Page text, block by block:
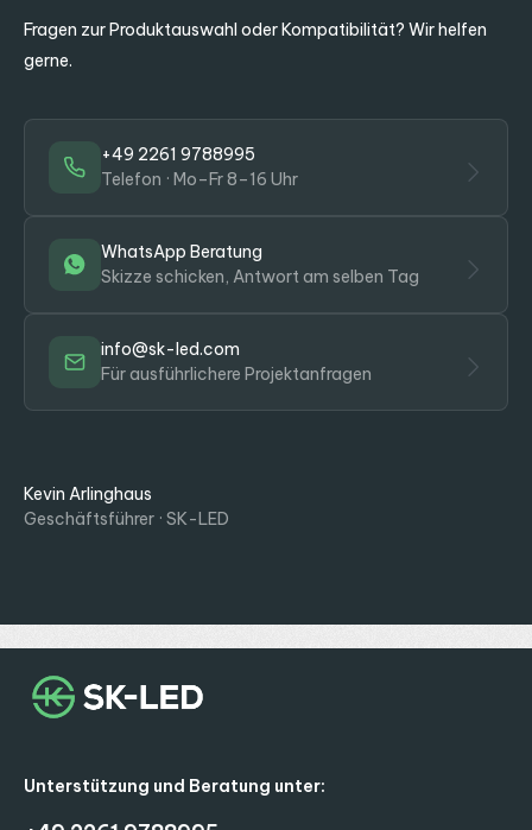
Fragen zur Produktauswahl oder Kompatibilität? Wir helfen
gerne.
+49 2261 9788995
Telefon · Mo–Fr 8–16 Uhr
WhatsApp Beratung
Skizze schicken, Antwort am selben Tag
info@sk-led.com
Für ausführlichere Projektanfragen
Kevin Arlinghaus
Geschäftsführer · SK-LED
Unterstützung und Beratung unter: